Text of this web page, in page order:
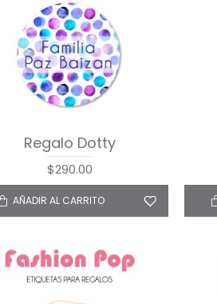
Regalo Dotty
$290.00
AÑADIR AL CARRITO